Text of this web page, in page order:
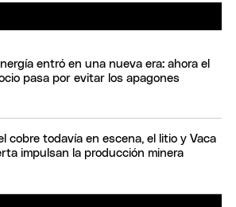
entró en una nueva era: ahora el
pasa por evitar los apagones
cobre todavía en escena, el litio y Vaca
impulsan la producción minera